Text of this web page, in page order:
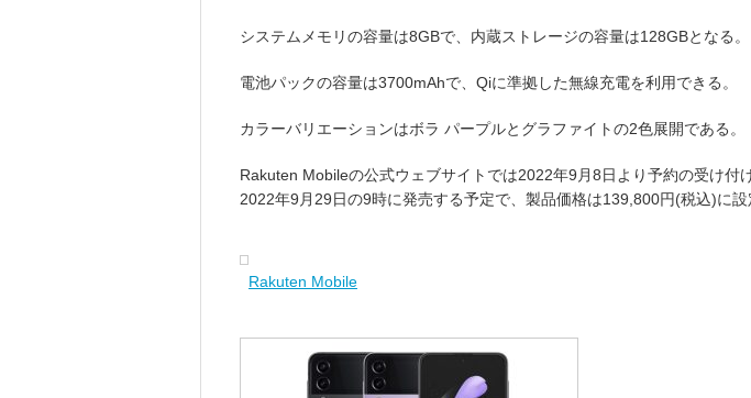
システムメモリの容量は8GBで、内蔵ストレージの容量は128GBとなる。
電池パックの容量は3700mAhで、Qiに準拠した無線充電を利用できる。
カラーバリエーションはボラ パープルとグラファイトの2色展開である。
Rakuten Mobileの公式ウェブサイトでは2022年9月8日より予約の受け付
2022年9月29日の9時に発売する予定で、製品価格は139,800円(税込)に設
Rakuten Mobile